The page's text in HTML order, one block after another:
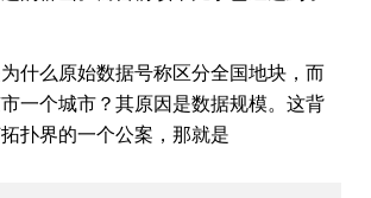
什么原始数据号称区分全国地块，而
一个城市？其原因是数据规模。这背
扑界的一个公案，那就是